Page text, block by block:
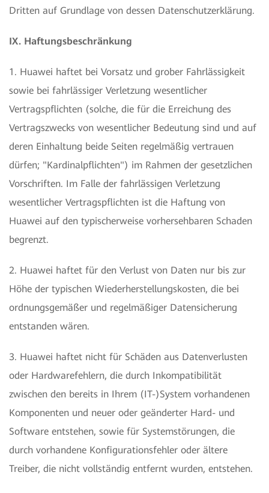
Dritten auf Grundlage von dessen Datenschutzerklärung.
IX. Haftungsbeschränkung
1. Huawei haftet bei Vorsatz und grober Fahrlässigkeit
sowie bei fahrlässiger Verletzung wesentlicher
Vertragspflichten (solche, die für die Erreichung des
Vertragszwecks von wesentlicher Bedeutung sind und auf
deren Einhaltung beide Seiten regelmäßig vertrauen
dürfen; "Kardinalpflichten") im Rahmen der gesetzlichen
Vorschriften. Im Falle der fahrlässigen Verletzung
wesentlicher Vertragspflichten ist die Haftung von
Huawei auf den typischerweise vorhersehbaren Schaden
begrenzt.
2. Huawei haftet für den Verlust von Daten nur bis zur
Höhe der typischen Wiederherstellungskosten, die bei
ordnungsgemäßer und regelmäßiger Datensicherung
entstanden wären.
3. Huawei haftet nicht für Schäden aus Datenverlusten
oder Hardwarefehlern, die durch Inkompatibilität
zwischen den bereits in Ihrem (IT-)System vorhandenen
Komponenten und neuer oder geänderter Hard- und
Software entstehen, sowie für Systemstörungen, die
durch vorhandene Konfigurationsfehler oder ältere
Treiber, die nicht vollständig entfernt wurden, entstehen.